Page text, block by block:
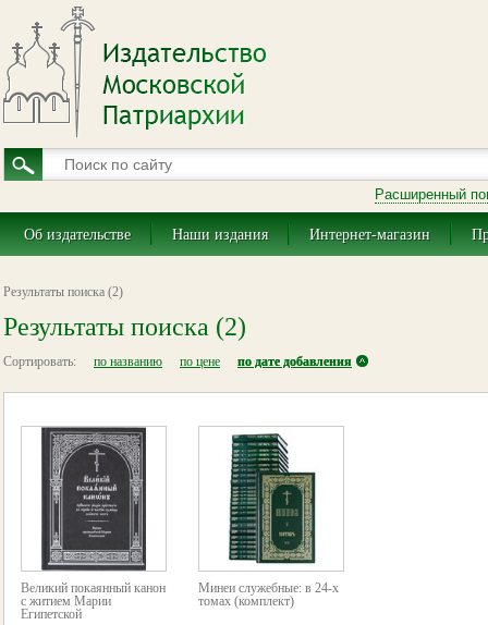
Расширенный
Об издательстве Наши издания Интернет-магазин
Результаты поиска (2)
Результаты поиска (2)
Сортировать: по названию по цене по дате добавления
Великий покаянный канон
с житием Марии
Египетской
Минеи служебные: в 24-х
томах (комплект)